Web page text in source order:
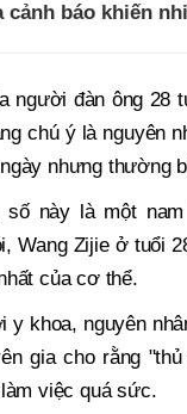
cảnh báo khiến
người đàn ông 28
chú ý là nguyên
nhưng thường
này là một
Wang Zijie ở tuổi
của cơ thể.
y khoa, nguyên
gia cho rằng
việc quá sức.